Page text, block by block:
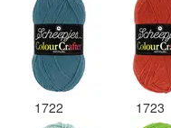
1722 1723